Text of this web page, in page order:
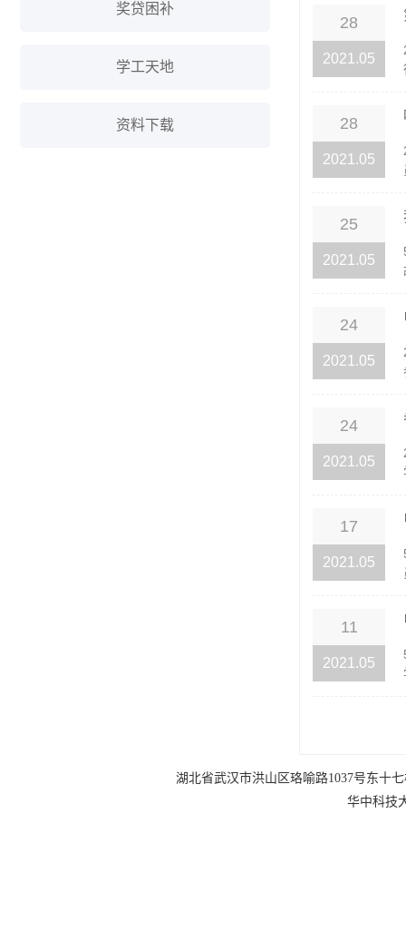
奖贷困补
学工天地
资料下载
28
2021.05
28
2021.05
25
2021.05
24
2021.05
24
2021.05
17
2021.05
11
2021.05
湖北省武汉市洪山区珞喻路1037号东十
华中科技